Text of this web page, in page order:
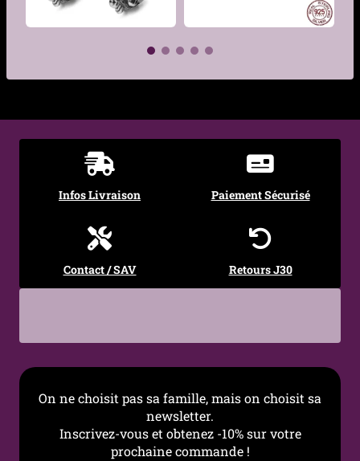
Sertissage Zircon cubique noir
Type de serti
Épaisseur anneau
Diamètre Interne
Style
Graphique, Moderne,
Urbain, Minimaliste
contrasté
Infos Livraison Paiement Sécurisé
Contact / SAV Retours J30
On ne choisit pas sa famille, mais on choisit sa
newsletter.
Inscrivez-vous et obtenez -10% sur votre
prochaine commande !